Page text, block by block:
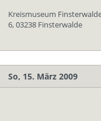
Kreismuseum
6, 03238 Finsterwalde
So, 15. März 2009